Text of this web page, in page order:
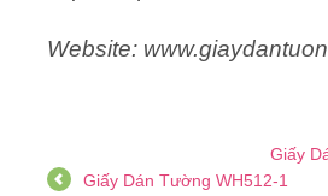
Website:
Giấy
Giấy Dán Tường WH512-1